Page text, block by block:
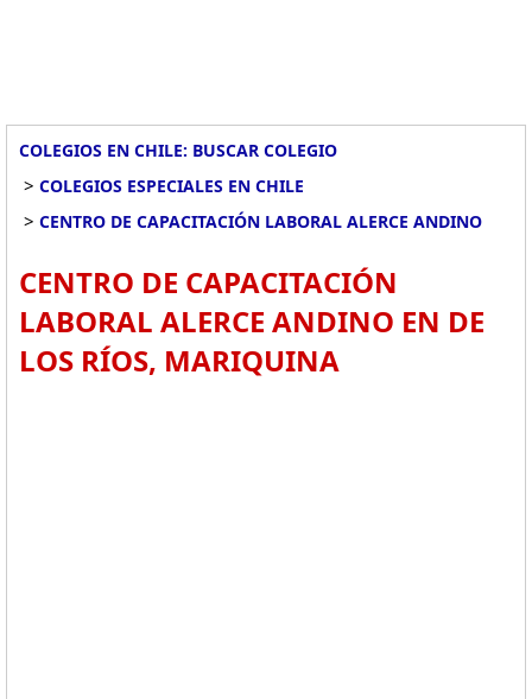
COLEGIOS EN CHILE: BUSCAR COLEGIO
> COLEGIOS ESPECIALES EN CHILE
> CENTRO DE CAPACITACIÓN LABORAL ALERCE ANDINO
CENTRO DE CAPACITACIÓN
LABORAL ALERCE ANDINO EN DE
LOS RÍOS, MARIQUINA